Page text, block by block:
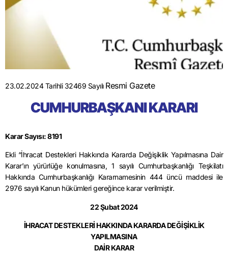
23.02.2024 Tarihli 32469 Sayılı Resmi Gazete
CUMHURBAŞKANI KARARI
Karar Sayısı: 8191
Ekli “İhracat Destekleri Hakkında Kararda Değişiklik Yapılmasına Dair
Karar’ın yürürlüğe konulmasına, 1 sayılı Cumhurbaşkanlığı Teşkilatı
Hakkında Cumhurbaşkanlığı Kararnamesinin 444 üncü maddesi ile
2976 sayılı Kanun hükümleri gereğince karar verilmiştir.
22 Şubat 2024
İHRACAT DESTEKLERİ HAKKINDA KARARDA DEĞİŞİKLİK
YAPILMASINA
DAİR KARAR